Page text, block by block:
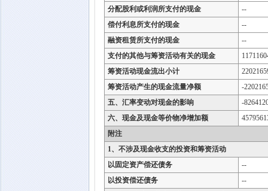
分配股利或利润所支付的现金
--
偿付利息所支付的现金
--
融资租赁所支付的现金
--
支付的其他与筹资活动有关的现金
筹资活动现金流出小计
筹资活动产生的现金流量净额
-
五、汇率变动对现金的影响
-
六、现金及现金等价物净增加额
附注
1、不涉及现金收支的投资和筹资活动
以固定资产偿还债务
--
以投资偿还债务
--